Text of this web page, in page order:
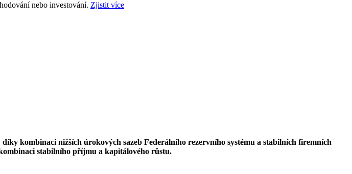
nebo investování. Zjistit více
kombinaci nižších úrokových sazeb Federálního rezervního systému a stabilních firemních
stabilního příjmu a kapitálového růstu.